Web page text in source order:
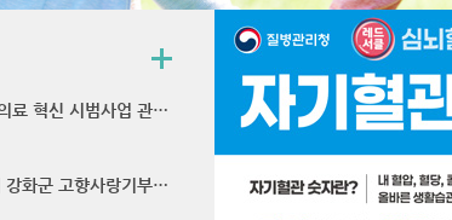
지역사회 일차의료 혁신 시범사업 관련 질의응답(QA) 안내
여름 휴가 맞이 강화군 고향사랑기부 이벤트 안내